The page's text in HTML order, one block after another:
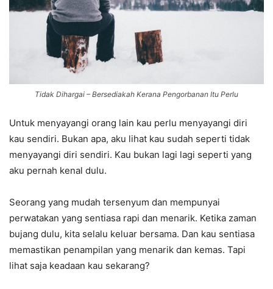
Tidak Dihargai – Bersediakah Kerana Pengorbanan Itu Perlu
Untuk menyayangi orang lain kau perlu menyayangi diri
kau sendiri. Bukan apa, aku lihat kau sudah seperti tidak
menyayangi diri sendiri. Kau bukan lagi lagi seperti yang
aku pernah kenal dulu.
Seorang yang mudah tersenyum dan mempunyai
perwatakan yang sentiasa rapi dan menarik. Ketika zaman
bujang dulu, kita selalu keluar bersama. Dan kau sentiasa
memastikan penampilan yang menarik dan kemas. Tapi
lihat saja keadaan kau sekarang?